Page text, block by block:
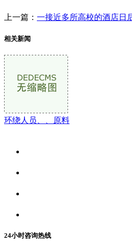
上一篇： 一接近多所高校的酒店日
相关新闻
环绕人员、、原料
24小时咨询热线